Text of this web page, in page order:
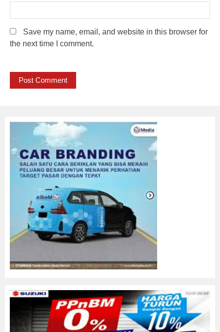
Save my name, email, and website in this browser for
the next time I comment.